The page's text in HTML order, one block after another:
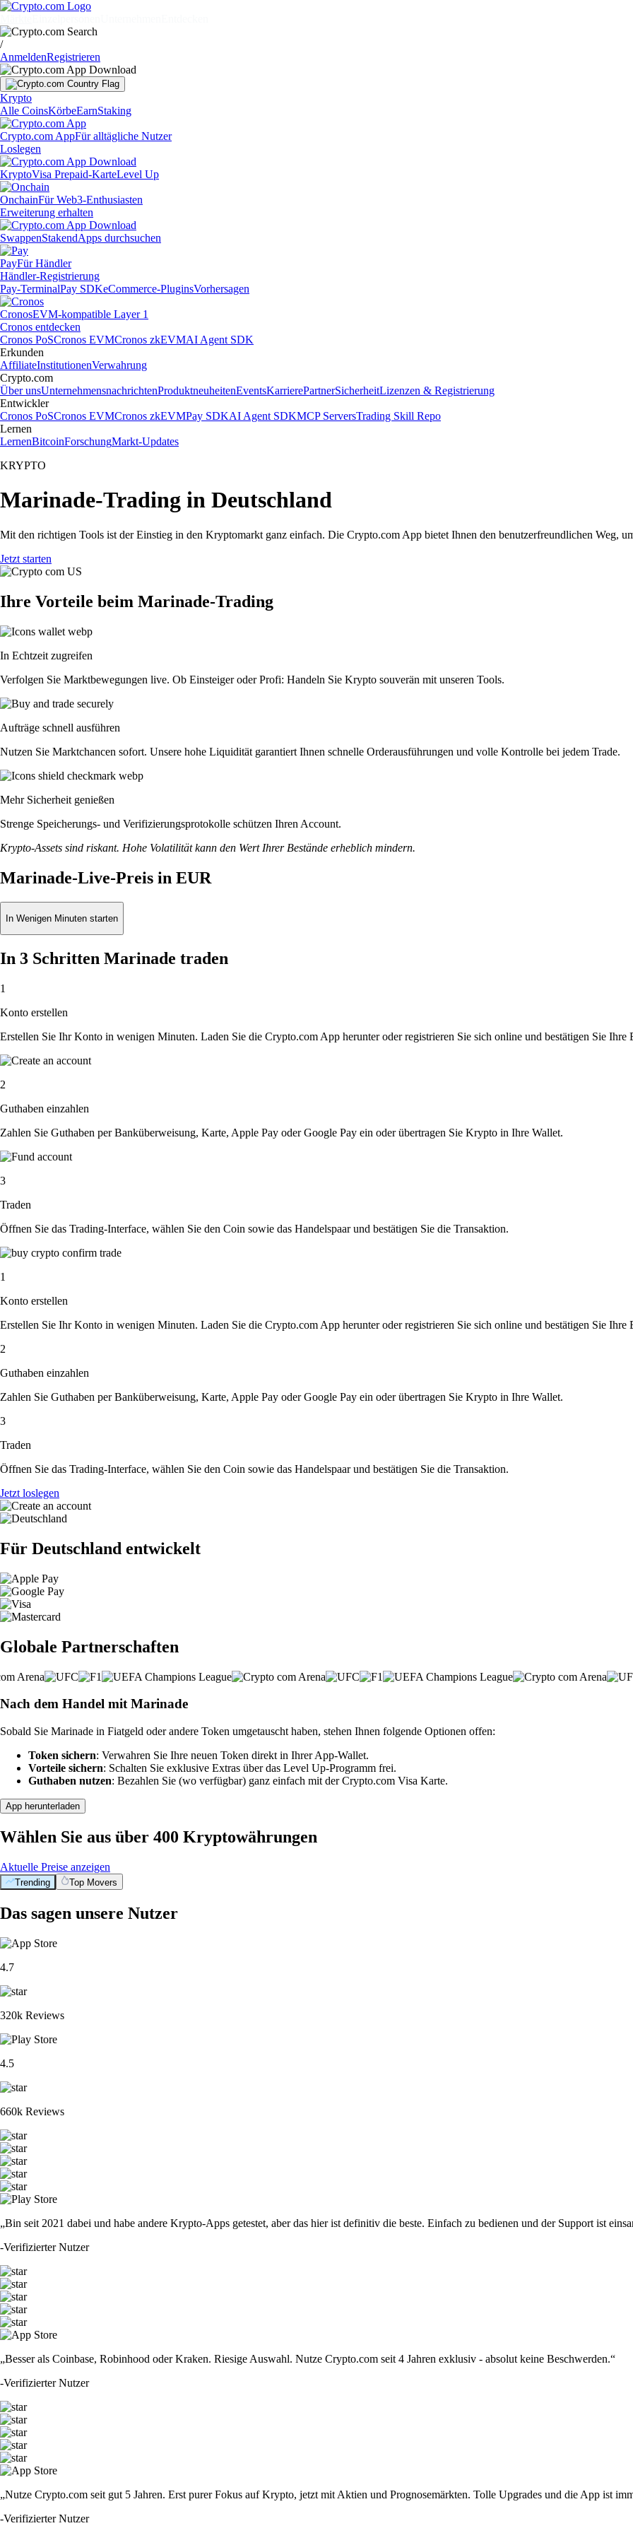
/
AnmeldenRegistrieren
Krypto
Alle CoinsKörbeEarnStaking
Crypto.com AppFür alltägliche Nutzer
Loslegen
KryptoVisa Prepaid-KarteLevel Up
OnchainFür Web3-Enthusiasten
Erweiterung erhalten
SwappenStakendApps durchsuchen
PayFür Händler
Händler-Registrierung
Pay-TerminalPay SDKeCommerce-PluginsVorhersagen
CronosEVM-kompatible Layer 1
Cronos entdecken
Cronos PoSCronos EVMCronos zkEVMAI Agent SDK
Erkunden
AffiliateInstitutionenVerwahrung
Crypto.com
Über unsUnternehmensnachrichtenProduktneuheitenEventsKarrierePartnerSicherheitLizenzen & Registrierung
Entwickler
Cronos PoSCronos EVMCronos zkEVMPay SDKAI Agent SDKMCP ServersTrading Skill Repo
Lernen
LernenBitcoinForschungMarkt-Updates
KRYPTO
Marinade-Trading in Deutschland
Mit den richtigen Tools ist der Einstieg in den Kryptomarkt ganz einfach. Die Crypto.com App bietet Ihnen den benutzerfreundlichen Weg,
Jetzt starten
Ihre Vorteile beim Marinade-Trading
In Echtzeit zugreifen
Verfolgen Sie Marktbewegungen live. Ob Einsteiger oder Profi: Handeln Sie Krypto souverän mit unseren Tools.
Aufträge schnell ausführen
Nutzen Sie Marktchancen sofort. Unsere hohe Liquidität garantiert Ihnen schnelle Orderausführungen und volle Kontrolle bei jedem Trade.
Mehr Sicherheit genießen
Strenge Speicherungs- und Verifizierungsprotokolle schützen Ihren Account.
Krypto-Assets sind riskant. Hohe Volatilität kann den Wert Ihrer Bestände erheblich mindern.
Marinade-Live-Preis in EUR
In Wenigen Minuten starten
In 3 Schritten Marinade traden
1
Konto erstellen
Erstellen Sie Ihr Konto in wenigen Minuten. Laden Sie die Crypto.com App herunter oder registrieren Sie sich online und bestätigen Sie Ihre
2
Guthaben einzahlen
Zahlen Sie Guthaben per Banküberweisung, Karte, Apple Pay oder Google Pay ein oder übertragen Sie Krypto in Ihre Wallet.
3
Traden
Öffnen Sie das Trading-Interface, wählen Sie den Coin sowie das Handelspaar und bestätigen Sie die Transaktion.
1
Konto erstellen
Erstellen Sie Ihr Konto in wenigen Minuten. Laden Sie die Crypto.com App herunter oder registrieren Sie sich online und bestätigen Sie Ihre
2
Guthaben einzahlen
Zahlen Sie Guthaben per Banküberweisung, Karte, Apple Pay oder Google Pay ein oder übertragen Sie Krypto in Ihre Wallet.
3
Traden
Öffnen Sie das Trading-Interface, wählen Sie den Coin sowie das Handelspaar und bestätigen Sie die Transaktion.
Jetzt loslegen
Für Deutschland entwickelt
Globale Partnerschaften
Nach dem Handel mit Marinade
Sobald Sie Marinade in Fiatgeld oder andere Token umgetauscht haben, stehen Ihnen folgende Optionen offen:
Token sichern: Verwahren Sie Ihre neuen Token direkt in Ihrer App-Wallet.
Vorteile sichern: Schalten Sie exklusive Extras über das Level Up-Programm frei.
Guthaben nutzen: Bezahlen Sie (wo verfügbar) ganz einfach mit der Crypto.com Visa Karte.
App herunterladen
Wählen Sie aus über 400 Kryptowährungen
Aktuelle Preise anzeigen
Trending Top Movers
Das sagen unsere Nutzer
4.7
320k Reviews
4.5
660k Reviews
„Bin seit 2021 dabei und habe andere Krypto-Apps getestet, aber das hier ist definitiv die beste. Einfach zu bedienen und der Support ist
-Verifizierter Nutzer
„Besser als Coinbase, Robinhood oder Kraken. Riesige Auswahl. Nutze Crypto.com seit 4 Jahren exklusiv - absolut keine Beschwerden.“
-Verifizierter Nutzer
„Nutze Crypto.com seit gut 5 Jahren. Erst purer Fokus auf Krypto, jetzt mit Aktien und Prognosemärkten. Tolle Upgrades und die App ist
-Verifizierter Nutzer